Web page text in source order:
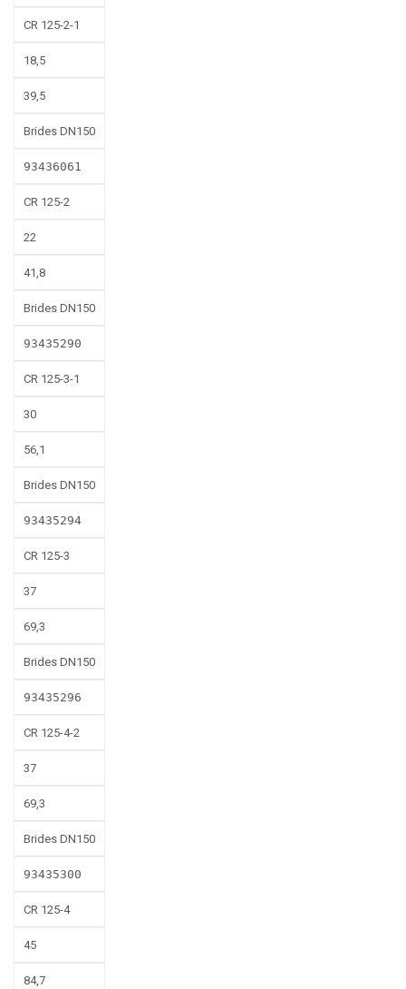
CR 125-2-1
18,5
39,5
Brides DN150
93436061
CR 125-2
22
41,8
Brides DN150
93435290
CR 125-3-1
30
56,1
Brides DN150
93435294
CR 125-3
37
69,3
Brides DN150
93435296
CR 125-4-2
37
69,3
Brides DN150
93435300
CR 125-4
45
84,7